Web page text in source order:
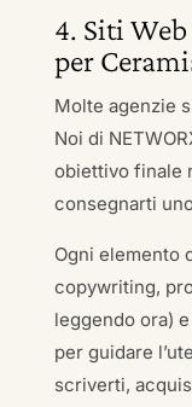
4. Siti
per
Molte agenzie
Noi di
obiettivo finale
consegnarti
Ogni elemento
copywriting,
leggendo ora)
per guidare
scriverti,